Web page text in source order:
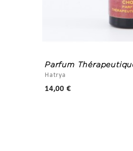
Parfum
Hatrya
14,00 €